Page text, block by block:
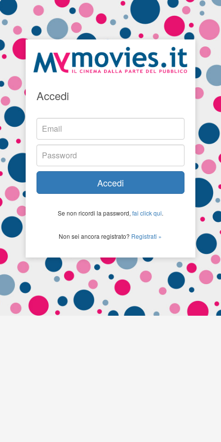
Accedi
Accedi
Se non ricordi la password, fai click qui.
Non sei ancora registrato? Registrati »